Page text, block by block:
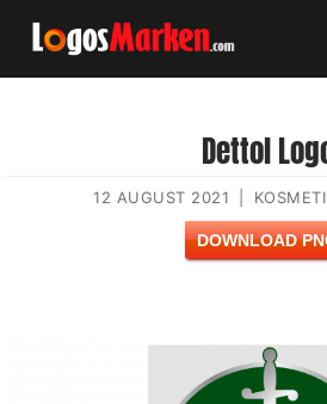
Dettol
12 AUGUST 2021
DOWNLOAD